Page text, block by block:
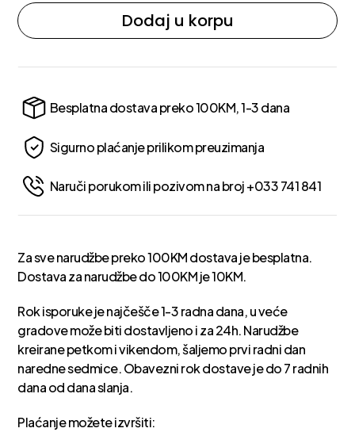
Dodaj u korpu
Besplatna dostava preko 100KM, 1-3 dana
Sigurno plaćanje prilikom preuzimanja
Naruči porukom ili pozivom na broj +033 741 841
Za sve narudžbe preko 100KM dostava je besplatna.
Dostava za narudžbe do 100KM je 10KM.
Rok isporuke je najčešče 1-3 radna dana, u veće
gradove može biti dostavljeno i za 24h. Narudžbe
kreirane petkom i vikendom, šaljemo prvi radni dan
naredne sedmice. Obavezni rok dostave je do 7 radnih
dana od dana slanja.
Plaćanje možete izvršiti: